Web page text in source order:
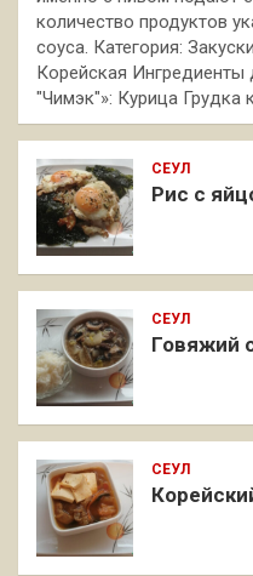
количество продуктов
соуса. Категория:
Корейская Ингредиенты
"Чимэк"»: Курица Грудка
СЕУЛ
Рис с
СЕУЛ
Говяжий
СЕУЛ